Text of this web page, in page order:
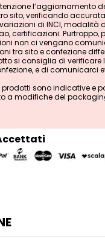
l’aggiornamento
sito, verificando
di INCI, modalità
certificazioni. Purtroppo,
non ci vengano
tra sito e confezione
si consiglia di verificare
e di comunicarci
sono indicative e
a modifiche del